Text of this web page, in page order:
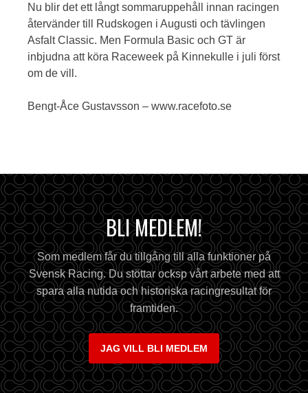
Nu blir det ett långt sommaruppehåll innan racingen
återvänder till Rudskogen i Augusti och tävlingen
Asfalt Classic. Men Formula Basic och GT är
inbjudna att köra Raceweek på Kinnekulle i juli först
om de vill.
Bengt-Åce Gustavsson – www.racefoto.se
BLI MEDLEM!
Som medlem får du tillgång till alla funktioner på
Svensk Racing. Du stöttar ocksp vårt arbete med att
spara alla nutida och historiska racingresultat för
framtiden.
JAG VILL BLI MEDLEM